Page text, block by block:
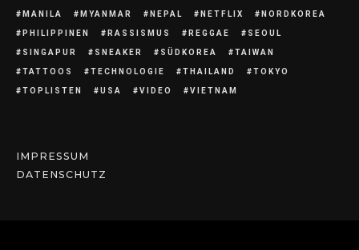
MANILA MYANMAR NEPAL NETFLIX NORDKOREA
PHILIPPINEN RASSISMUS REGGAE SEOUL
SINGAPUR SNEAKER SÜDKOREA TAIWAN
TATTOOS TECHNOLOGIE THAILAND TOKYO
TOPLISTEN USA VIDEO VIETNAM
IMPRESSUM
DATENSCHUTZ